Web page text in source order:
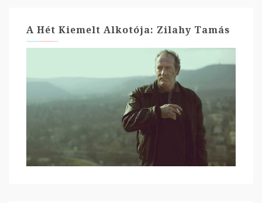
A Hét Kiemelt Alkotója: Zilahy Tamás